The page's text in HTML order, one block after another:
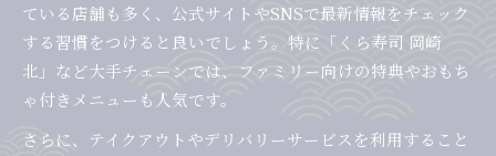
ている店舗も多く、公式サイトやSNSで最新情報をチェック
する習慣をつけると良いでしょう。特に「くら寿司 岡崎
北」など大手チェーンでは、ファミリー向けの特典やおもち
ゃ付きメニューも人気です。
さらに、テイクアウトやデリバリーサービスを利用すること